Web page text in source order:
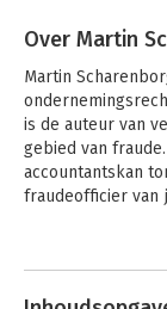
Over Martin
Martin
is de auteur van
gebied van
accountantskan
fraudeofficier van
Andere